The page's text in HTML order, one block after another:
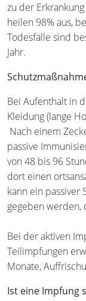
zu der
heilen 98% aus,
Todesfälle sind
Jahr.
Bei Aufenthalt in
Kleidung (lange
Nach einem
passive
von 48 bis 96
dort einen
kann ein passiver
gegeben werden,
Bei der aktiven
Teilimpfungen
Monate,
Ist eine Impfung